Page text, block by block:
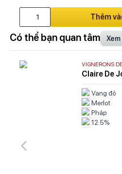
Thêm
Có thể bạn quan tâm
VIGNERONS
Claire De
Vang đỏ
Merlot
Pháp
12.5%